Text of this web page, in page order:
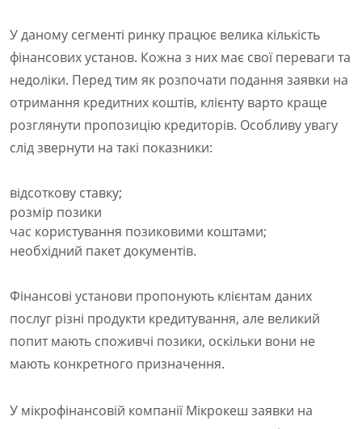
У даному сегменті ринку працює велика кількість
фінансових установ. Кожна з них має свої переваги та
недоліки. Перед тим як розпочати подання заявки на
отримання кредитних коштів, клієнту варто краще
розглянути пропозицію кредиторів. Особливу увагу
слід звернути на такі показники:
відсоткову ставку;
розмір позики
час користування позиковими коштами;
необхідний пакет документів.
Фінансові установи пропонують клієнтам даних
послуг різні продукти кредитування, але великий
попит мають споживчі позики, оскільки вони не
мають конкретного призначення.
У мікрофінансовій компанії Мікрокеш заявки на